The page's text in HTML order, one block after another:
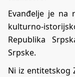
Evanđelje je na
kulturno-
Republika
Srpske.
Ni iz entitetskog